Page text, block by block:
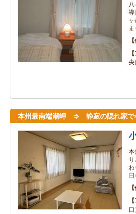
導
央
本州最南端潮岬 ⇒ 静寂の隠れ家で
本
わ